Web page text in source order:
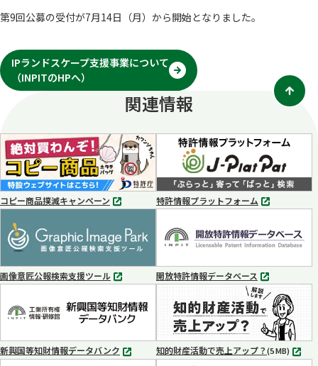
第9回公募の受付が7月14日（月）から開始となりました。
IPランドスケープ支援事業について
（INPITのHPへ）
別
タ
ブ
で
く
関連情報
コピー商品撲滅キャンペーン
別
で
開
く
特許情報プラットフォーム
別
ブ
で
く
画像意匠公報検索支援ツール
別
ブ
で
く
開放特許情報データベース
別
タ
ブ
で
開
く
新興国等知財情報データバンク
別
知的財産活動で売上アップ？(5 MB) MP4